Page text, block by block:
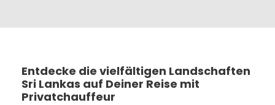
Entdecke die vielfältigen Landschaften
Sri Lankas auf Deiner Reise mit
Privatchauffeur